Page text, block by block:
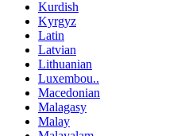
Kurdish
Kyrgyz
Latin
Latvian
Lithuanian
Luxembou..
Macedonian
Malagasy
Malay